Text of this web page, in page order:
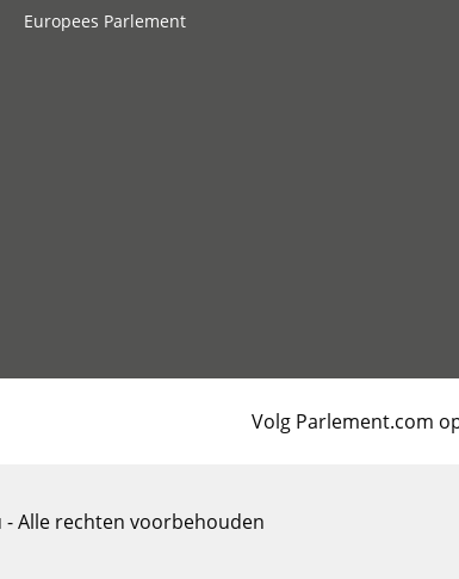
Europees Parlement
Volg Parlement.com
Alle rechten voorbehouden